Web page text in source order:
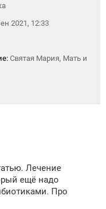
2021, 12:33
Святая Мария, Мать и
Лечение
ещё надо
Про